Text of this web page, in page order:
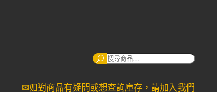
搜
✉如對商品有疑問或想查詢庫存，請加入我們